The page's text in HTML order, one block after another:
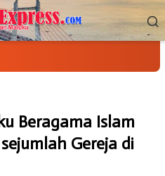
Beragama Islam
Gereja di